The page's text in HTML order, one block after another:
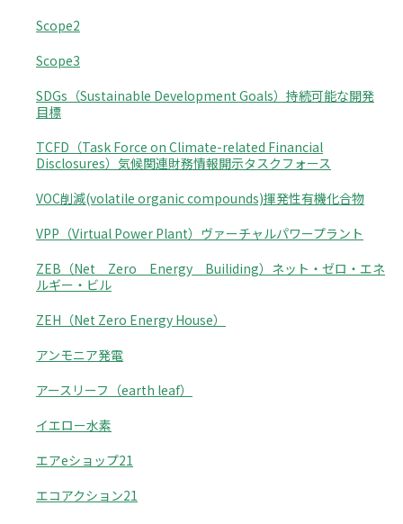
Scope2
Scope3
SDGs（Sustainable Development Goals）持続可能な開発
目標
TCFD（Task Force on Climate-related Financial
Disclosures）気候関連財務情報開示タスクフォース
VOC削減(volatile organic compounds)揮発性有機化合物
VPP（Virtual Power Plant）ヴァーチャルパワープラント
ZEB（Net Zero Energy Builiding）ネット・ゼロ・エネ
ルギー・ビル
ZEH（Net Zero Energy House）
アンモニア発電
アースリーフ（earth leaf）
イエロー水素
エアeショップ21
エコアクション21